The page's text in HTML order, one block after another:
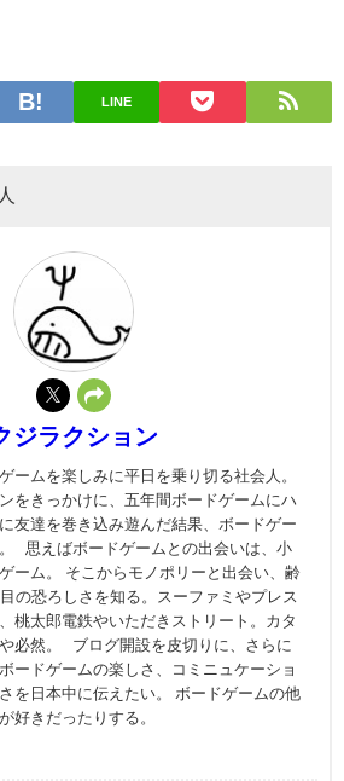
LINE
ジラクション
ームを楽しみに平日を乗り切る社会人。
をきっかけに、五年間ボードゲームにハ
友達を巻き込み遊んだ結果、ボードゲー
思えばボードゲームとの出会いは、小
ーム。 そこからモノポリーと出会い、齢
の恐ろしさを知る。スーファミやプレス
桃太郎電鉄やいただきストリート。カタ
必然。 ブログ開設を皮切りに、さらに
ードゲームの楽しさ、コミニュケーショ
を日本中に伝えたい。 ボードゲームの他
好きだったりする。